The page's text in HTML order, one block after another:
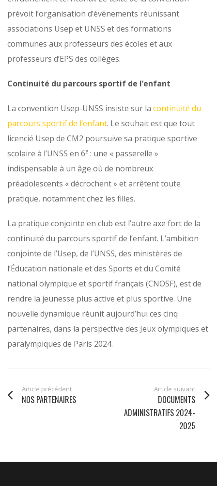
prévoit l’organisation d’événements réunissant
associations Usep et UNSS et des formations
communes aux professeurs des écoles et aux
professeurs d’EPS des collèges.
Continuité du parcours sportif de l’enfant
La convention Usep-UNSS insiste sur la continuité du
parcours sportif de l’enfant. Le souhait est que tout
licencié Usep de CM2 poursuive sa pratique sportive
scolaire à l’UNSS en 6e : une « passerelle »
indispensable à un âge où de nombreux
préadolescents « décrochent » et arrêtent toute
pratique, notamment chez les filles.
La pratique conjointe en club est l’autre axe fort de la
continuité du parcours sportif de l’enfant. L’ambition
conjointe de l’Usep, de l’UNSS, des ministères de
l’Éducation nationale et des Sports et du Comité
national olympique et sportif français (CNOSF), est de
rendre la jeunesse plus active et plus sportive. Une
nouvelle dynamique réunit aujourd’hui ces cinq
partenaires, dans la perspective des Jeux olympiques et
paralympiques de Paris 2024.
Article précédent
NOS PARTENAIRES
Article suivant
DOCUMENTS
ADMINISTRATIFS 2024-
2025